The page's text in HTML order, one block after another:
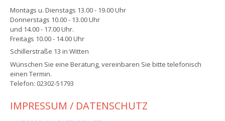
Montags u. Dienstags 13.00 - 19.00 Uhr
Donnerstags 10.00 - 13.00 Uhr
und 14.00 - 17.00 Uhr.
Freitags 10.00 - 14.00 Uhr
Schillerstraße 13 in Witten
Wünschen Sie eine Beratung, vereinbaren Sie bitte telefonisch
einen Termin.
Telefon: 02302-51793
IMPRESSUM / DATENSCHUTZ